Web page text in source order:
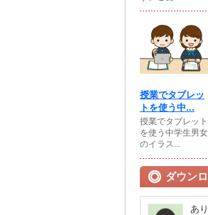
授業でタブレッ
トを使う中...
授業でタブレット
を使う中学生男女
のイラス...
ダウン
あ